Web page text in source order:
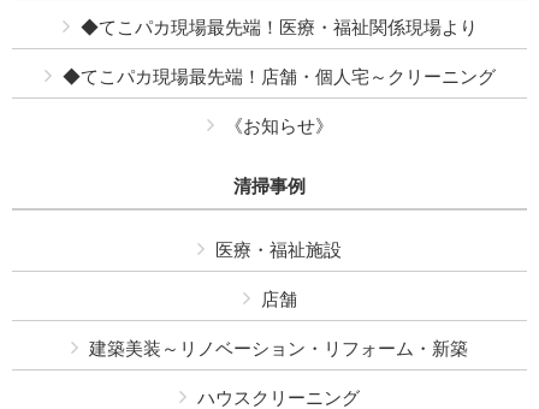
◆てこパカ現場最先端！医療・福祉関係現場より
◆てこパカ現場最先端！店舗・個人宅～クリーニング
《お知らせ》
清掃事例
医療・福祉施設
店舗
建築美装～リノベーション・リフォーム・新築
ハウスクリーニング